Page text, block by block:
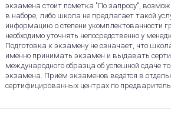
экзамена стоит пометка "По запросу",
в наборе, либо школа не предлагает такой
информацию о степени укомплектованности
необходимо уточнять непосредственно у
Подготовка к экзамену не означает, что
именно принимать экзамен и выдавать
международного образца об успешной сдаче
экзамена. Приём экзаменов ведётся в
сертифицированных центрах по